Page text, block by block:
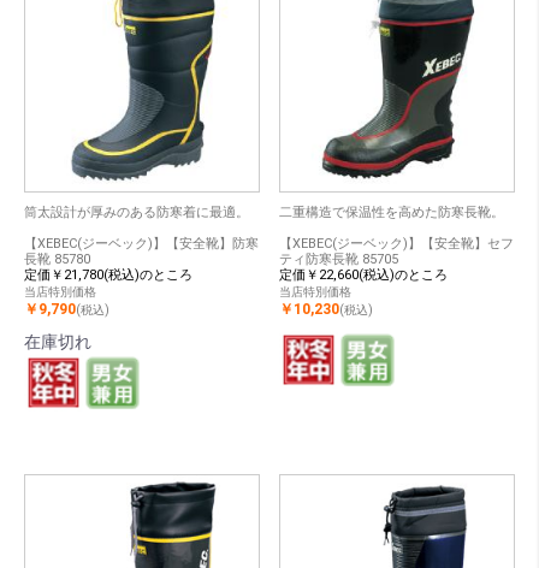
筒太設計が厚みのある防寒着に最適。
【XEBEC(ジーベック)】【安全靴】防寒
長靴 85780
定価￥21,780(税込)のところ
当店特別価格
￥9,790(税込)
在庫切れ
二重構造で保温性を高めた防寒長靴。
【XEBEC(ジーベック)】【安全靴】セフ
ティ防寒長靴 85705
定価￥22,660(税込)のところ
当店特別価格
￥10,230(税込)